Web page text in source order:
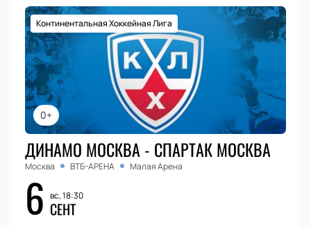
0+
Континентальная Хоккейная Лига
ДИНАМО МОСКВА - СПАРТАК МОСКВА
Москва ВТБ-АРЕНА Малая Арена
6 вс, 18:30
СЕНТ